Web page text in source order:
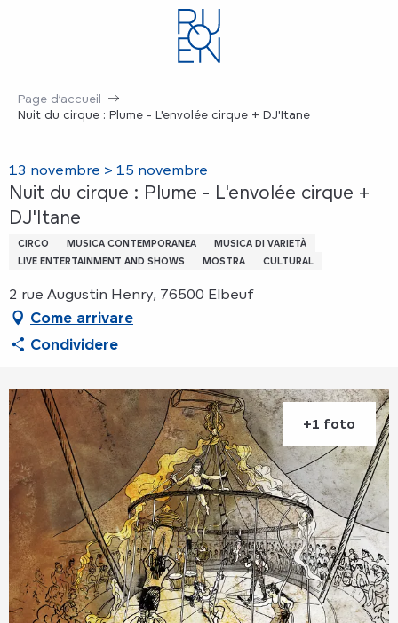
Page d’accueil
Nuit du cirque : Plume - L'envolée cirque + DJ'Itane
13 novembre > 15 novembre
Nuit du cirque : Plume - L'envolée cirque +
DJ'Itane
CIRCO MUSICA CONTEMPORANEA
MUSICA DI VARIETÀ
LIVE ENTERTAINMENT AND SHOWS
MOSTRA CULTURAL
2 rue Augustin Henry, 76500 Elbeuf
Come arrivare
Condividere
+1 foto